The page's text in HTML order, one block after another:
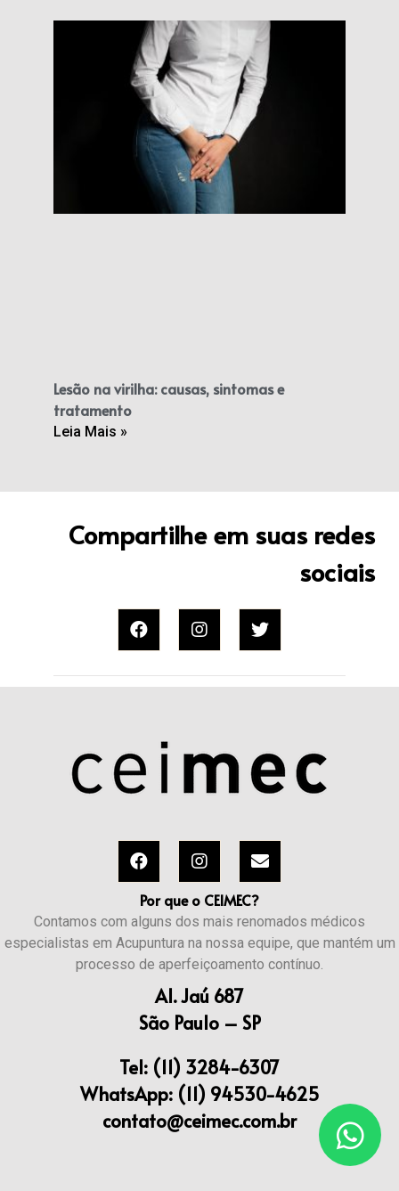
Lesão na virilha: causas, sintomas e
tratamento
Leia Mais »
Compartilhe em suas redes
sociais
Por que o CEIMEC?
Contamos com alguns dos mais renomados médicos
especialistas em Acupuntura na nossa equipe, que mantém um
processo de aperfeiçoamento contínuo.​
Al. Jaú 687
São Paulo – SP
Tel: (11) 3284-6307
WhatsApp: (11) 94530-4625
contato@ceimec.com.br